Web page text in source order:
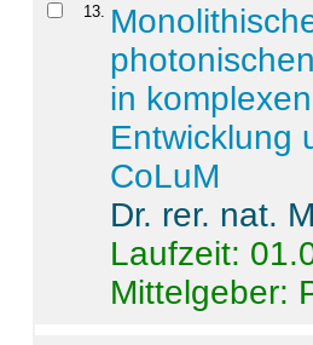
13
in
Entwicklung
CoLuM
Dr. rer. nat.
Laufzeit:
Mittelgeber: